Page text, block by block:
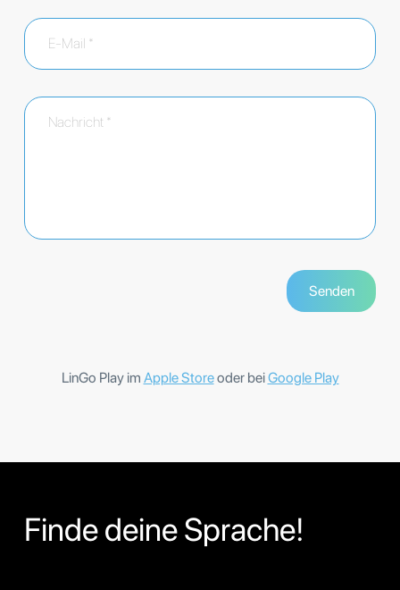
LinGo Play im Apple Storeoder beiGoogle Play
Finde deine Sprache!